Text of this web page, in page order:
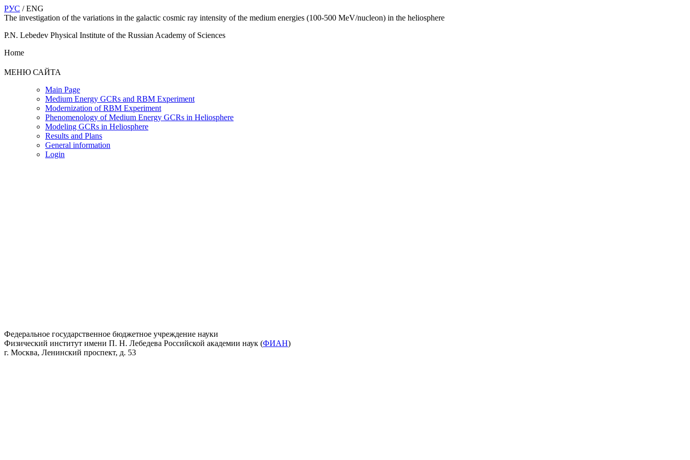
РУС / ENG
The investigation of the variations in the galactic cosmic ray intensity of the medium energies (100-500 MeV/nucleon) in the heliosphere
P.N. Lebedev Physical Institute of the Russian Academy of Sciences
Home
МЕНЮ САЙТА
Main Page
Medium Energy GCRs and RBM Experiment
Modernization of RBM Experiment
Phenomenology of Medium Energy GCRs in Heliosphere
Modeling GCRs in Heliosphere
Results and Plans
General information
Login
Федеральное государственное бюджетное учреждение науки
Физический институт имени П. Н. Лебедева Российской академии наук (ФИАН)
г. Москва, Ленинский проспект, д. 53